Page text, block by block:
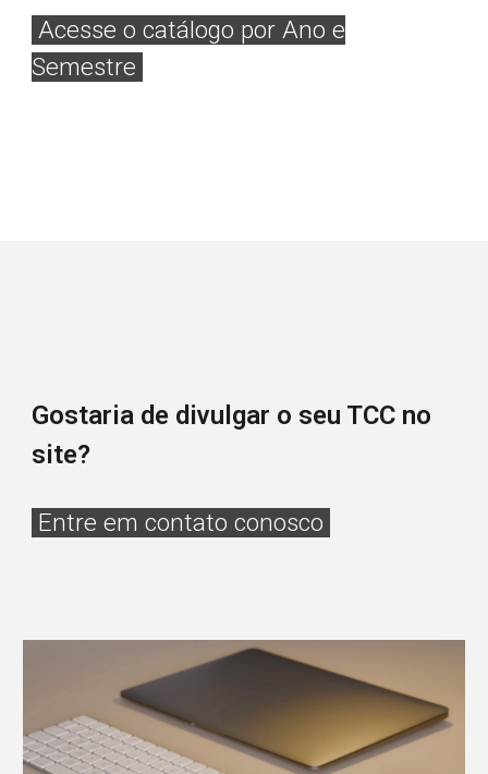
Acesse o catálogo por Ano e
Semestre
Gostaria de divulgar o seu TCC no
site?
Entre em contato conosco